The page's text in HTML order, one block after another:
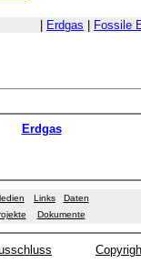
Erdgas Fossile
Erdgas
Links
Daten
Dokumente